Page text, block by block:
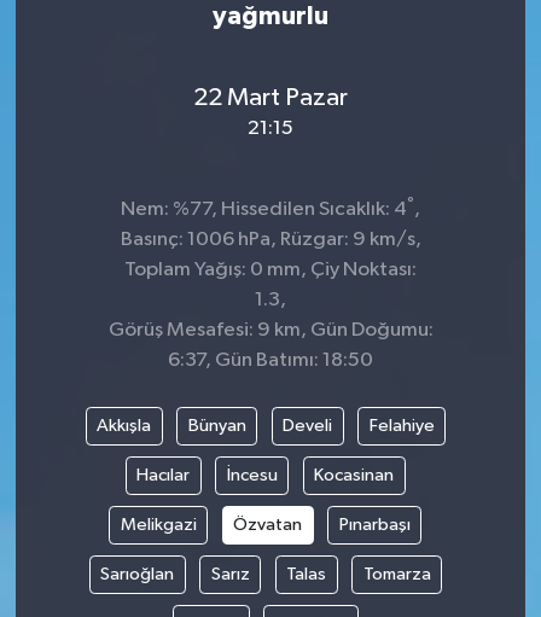
yağmurlu
22 Mart Pazar
21:15
Nem: %77, Hissedilen Sıcaklık: 4° ,
Basınç: 1006 hPa, Rüzgar: 9 km/s,
Toplam Yağış: 0 mm, Çiy Noktası:
1.3,
Görüş Mesafesi: 9 km, Gün Doğumu:
6:37, Gün Batımı: 18:50
Akkışla Bünyan Develi Felahiye
Hacılar İncesu Kocasinan
Melikgazi Özvatan Pınarbaşı
Sarıoğlan Sarız Talas Tomarza